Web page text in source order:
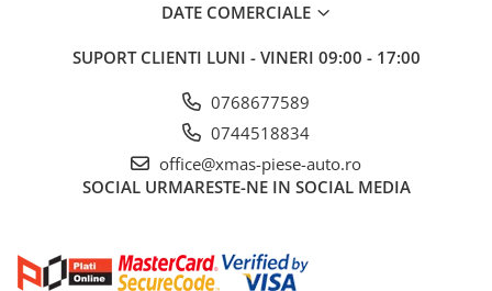
DATE COMERCIALE
SUPORT CLIENTI LUNI - VINERI 09:00 - 17:00
0768677589
0744518834
office@xmas-piese-auto.ro
SOCIAL URMARESTE-NE IN SOCIAL MEDIA